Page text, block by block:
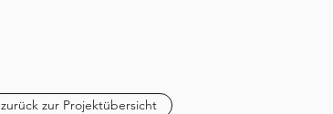
zurück zur Projektübersicht